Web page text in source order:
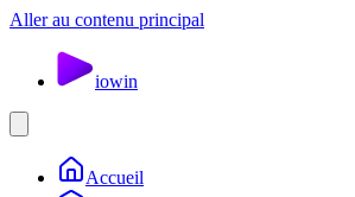
Aller au contenu principal
iowin
Accueil